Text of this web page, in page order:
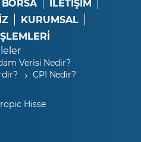
İLETİŞİM
KURUMSAL
Verisi Nedir?
CPI Nedir?
Hisse